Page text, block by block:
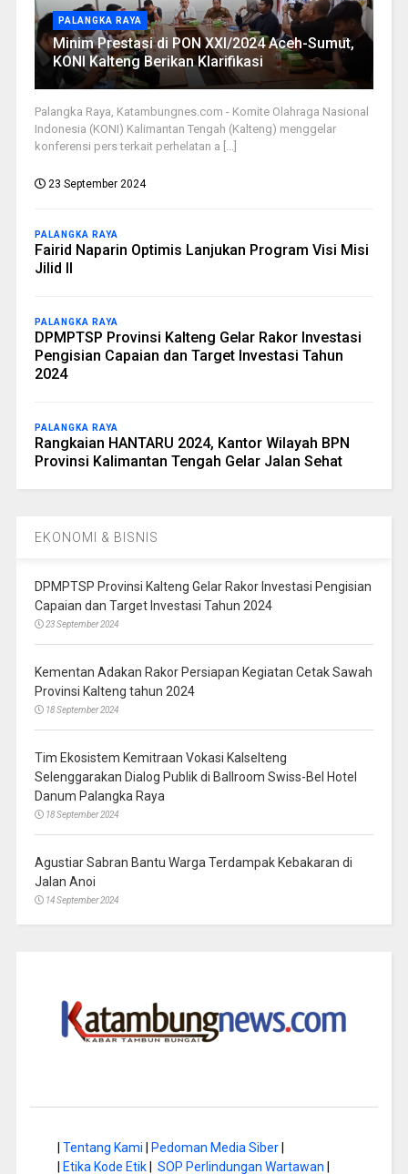
PALANGKA RAYA
Minim Prestasi di PON XXI/2024 Aceh-Sumut,
KONI Kalteng Berikan Klarifikasi
Palangka Raya, Katambungnes.com - Komite Olahraga Nasional
Indonesia (KONI) Kalimantan Tengah (Kalteng) menggelar
konferensi pers terkait perhelatan a [...]
23 September 2024
PALANGKA RAYA
Fairid Naparin Optimis Lanjukan Program Visi Misi
Jilid II
PALANGKA RAYA
DPMPTSP Provinsi Kalteng Gelar Rakor Investasi
Pengisian Capaian dan Target Investasi Tahun
2024
PALANGKA RAYA
Rangkaian HANTARU 2024, Kantor Wilayah BPN
Provinsi Kalimantan Tengah Gelar Jalan Sehat
EKONOMI & BISNIS
DPMPTSP Provinsi Kalteng Gelar Rakor Investasi Pengisian
Capaian dan Target Investasi Tahun 2024
23 September 2024
Kementan Adakan Rakor Persiapan Kegiatan Cetak Sawah
Provinsi Kalteng tahun 2024
18 September 2024
Tim Ekosistem Kemitraan Vokasi Kalselteng
Selenggarakan Dialog Publik di Ballroom Swiss-Bel Hotel
Danum Palangka Raya
18 September 2024
Agustiar Sabran Bantu Warga Terdampak Kebakaran di
Jalan Anoi
14 September 2024
Tentang Kami Pedoman Media Siber|
Etika Kode Etik| SOP Perlindungan Wartawan